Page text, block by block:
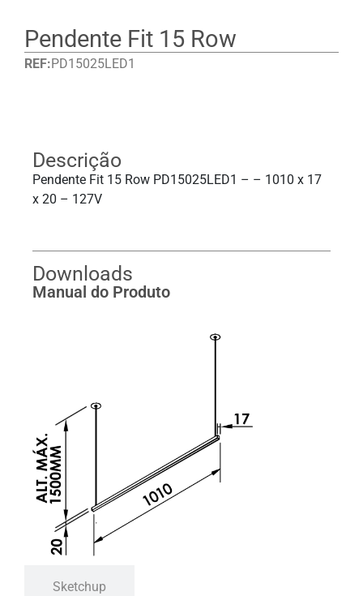
Pendente Fit 15 Row
REF: PD15025LED1
Descrição
Pendente Fit 15 Row PD15025LED1 – – 1010 x 17
x 20 – 127V
Downloads
Manual do Produto
Sketchup